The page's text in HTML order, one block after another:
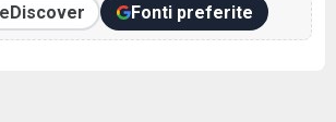
Discover Fonti preferite